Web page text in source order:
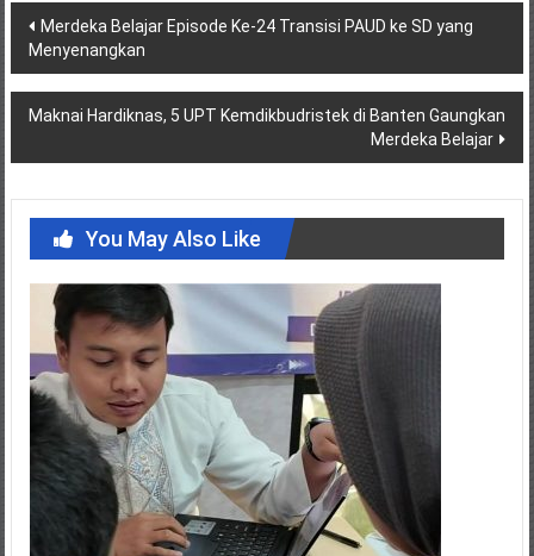
Post
navigation
Merdeka Belajar Episode Ke-24 Transisi PAUD ke SD yang
Menyenangkan
Maknai Hardiknas, 5 UPT Kemdikbudristek di Banten Gaungkan
Merdeka Belajar
You May Also Like